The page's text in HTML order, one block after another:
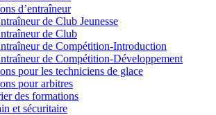
d’entraîneur
de Club Jeunesse
de Club
de Compétition-Introduction
de Compétition-Développement
pour les techniciens de glace
pour arbitres
des formations
et sécuritaire